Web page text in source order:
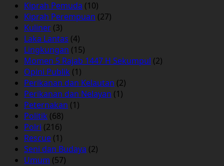
Kiprah Pemuda (10)
Kiprah Perempuan (27)
Kuliner (3)
Laka Lantas (4)
Lingkungan (15)
Momen 5 Rajab 1447 H Sekumpul (2)
Opini Publik (1)
Perikanan dan Kelautan (2)
Perikanan dan Nelayan (1)
Peternakan (1)
Politik (68)
Polri (216)
Rescue (1)
Seni dan Budaya (2)
Umum (57)